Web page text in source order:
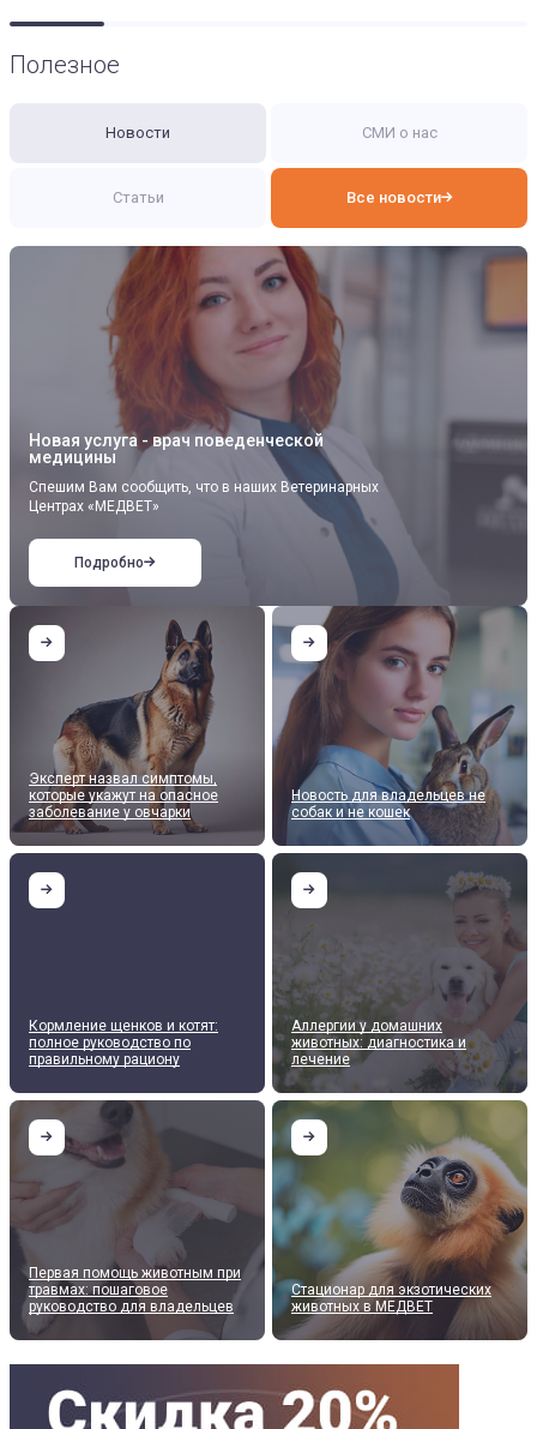
Полезное
Новости СМИ о нас
Статьи Все новости
Новая услуга - врач поведенческой
медицины
Спешим Вам сообщить, что в наших Ветеринарных
Центрах «МЕДВЕТ»
Подробно
Эксперт назвал симптомы,
которые укажут на опасное
заболевание у овчарки
Новость для владельцев не
собак и не кошек
Кормление щенков и котят:
полное руководство по
правильному рациону
Аллергии у домашних
животных: диагностика и
лечение
Первая помощь животным при
травмах: пошаговое
руководство для владельцев
Стационар для экзотических
животных в МЕДВЕТ